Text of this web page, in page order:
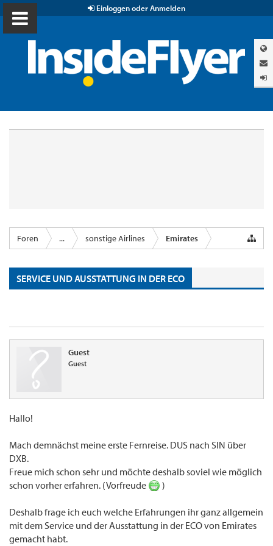
Einloggen oder Anmelden
Foren ... sonstige Airlines Emirates
SERVICE UND AUSSTATTUNG IN DER ECO
Guest
Guest
Hallo!
Mach demnächst meine erste Fernreise. DUS nach SIN über
DXB.
Freue mich schon sehr und möchte deshalb soviel wie möglich
schon vorher erfahren. (Vorfreude
)
Deshalb frage ich euch welche Erfahrungen ihr ganz allgemein
mit dem Service und der Ausstattung in der ECO von Emirates
gemacht habt.